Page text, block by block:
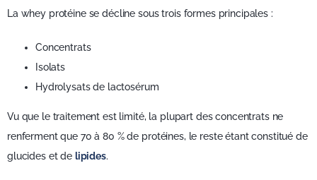
La whey protéine se décline sous trois formes principales :
Concentrats
Isolats
Hydrolysats de lactosérum
Vu que le traitement est limité, la plupart des concentrats ne
renferment que 70 à 80 % de protéines, le reste étant constitué de
glucides et de lipides.